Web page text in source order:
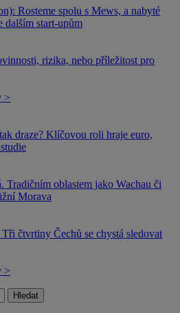
Rosteme spolu s Mews, a nabyté
dalším start-upům
rizika, nebo příležitost pro
>
draze? Klíčovou roli hraje euro,
Tradičním oblastem jako Wachau či
Morava
čtvrtiny Čechů se chystá sledovat
>
Hledat